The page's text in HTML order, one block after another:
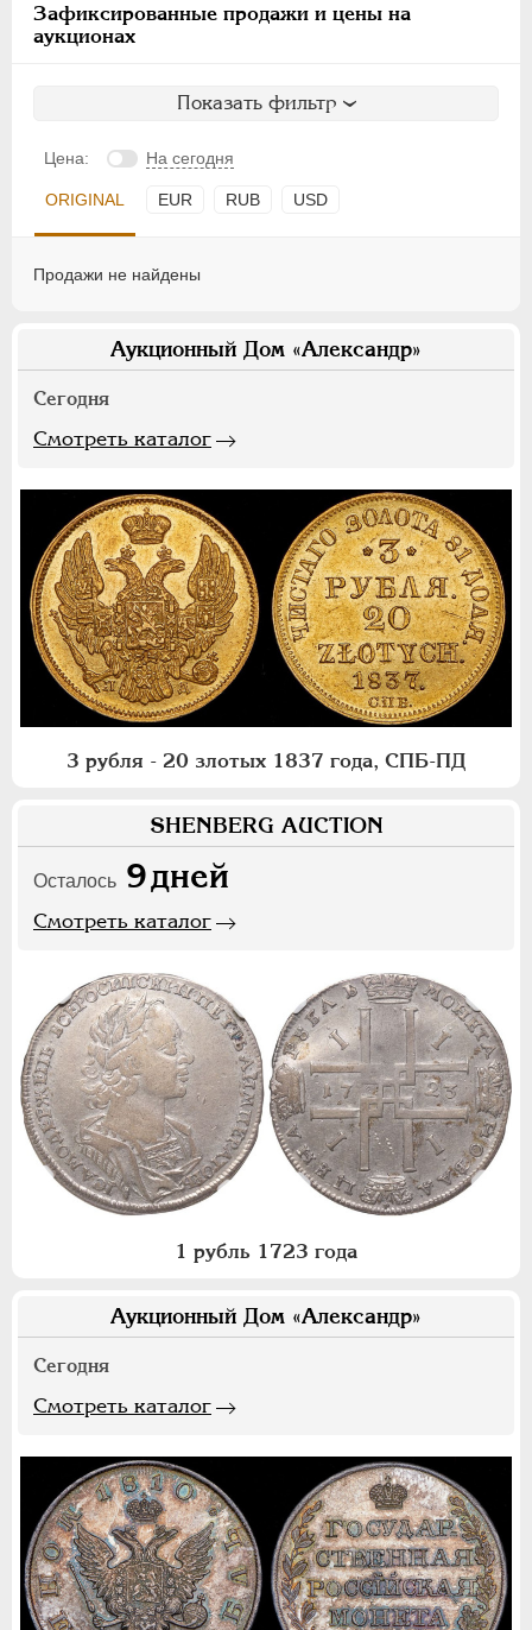
Зафиксированные продажи и цены на
аукционах
Показать фильтр
Цена: На сегодня
ORIGINAL EUR RUB USD
Продажи не найдены
Аукционный Дом «Александр»
Сегодня
Смотреть каталог
3 рубля - 20 злотых 1837 года, СПБ-ПД
SHENBERG AUCTION
Осталось 9дней
Смотреть каталог
1 рубль 1723 года
Аукционный Дом «Александр»
Сегодня
Смотреть каталог